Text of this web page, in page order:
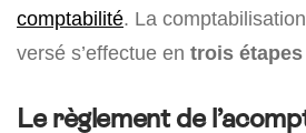
comptabilité. La
versé s’effectue en trois étapes
Le règlement de